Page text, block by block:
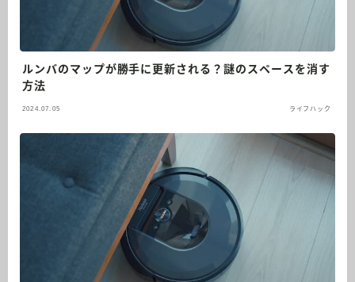
ルンバのマップが勝手に更新される？謎のスペースを消す
方法
2024.07.05 ライフハック